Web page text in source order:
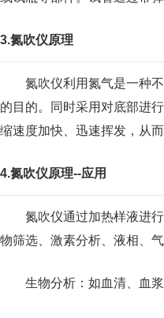
3.氮吹仪原理
氮吹仪利用氮气是一种不
的目的。同时采用对底部进
缩速度加快、迅速挥发，从
4.氮吹仪原理--应用
氮吹仪通过加热样液进行
物筛选、激素分析、液相、
生物分析：如血清、血浆